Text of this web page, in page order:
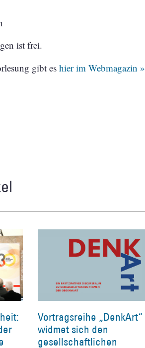
ist frei.
gibt es hier im Webmagazin »
Vortragsreihe „DenkArt“
widmet sich den
gesellschaftlichen